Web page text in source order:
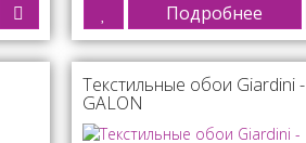
Подробнее
Текстильные обои Giardini -
GALON